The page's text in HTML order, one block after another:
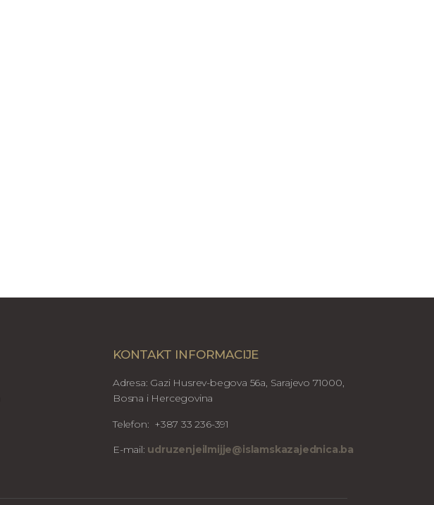
KONTAKT INFORMACIJE
Adresa: Gazi Husrev-begova 56a, Sarajevo 71000,
Bosna i Hercegovina
Telefon: +387 33 236-391
E-mail: udruzenjeilmijje@islamskazajednica.ba